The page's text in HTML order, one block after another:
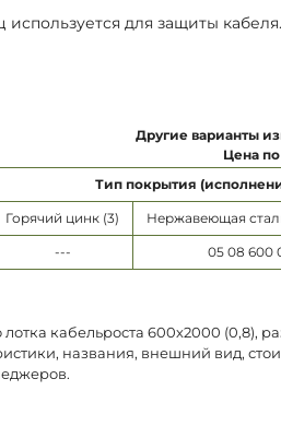
для защиты
Другие варианты
Цена
Тип покрытия
Горячий цинк (3) Нержавеющая
--- 05 08 600
кабельроста 600х2000 (0,8),
названия, внешний вид,